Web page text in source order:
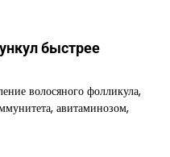
быстрее
волосяного фолликула,
авитаминозом,